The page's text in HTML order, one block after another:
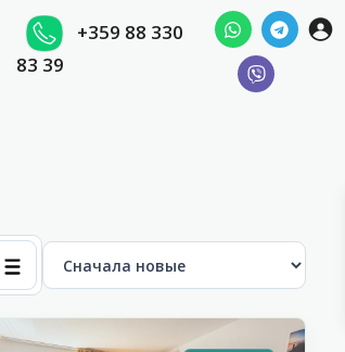
+359 88 330
83 39
Солнечный
Берег